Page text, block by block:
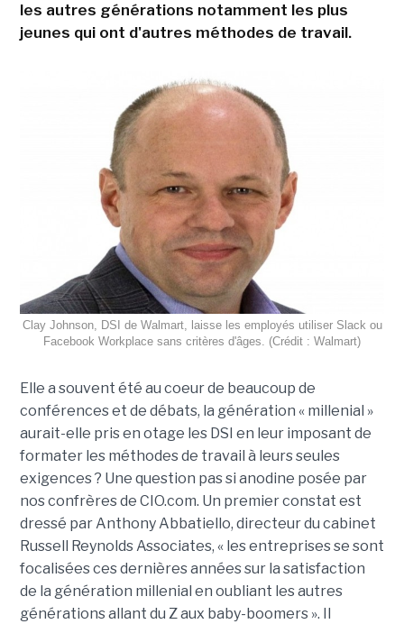
les autres générations notamment les plus
jeunes qui ont d'autres méthodes de travail.
Clay Johnson, DSI de Walmart, laisse les employés utiliser Slack ou
Facebook Workplace sans critères d'âges. (Crédit : Walmart)
Elle a souvent été au coeur de beaucoup de
conférences et de débats, la génération « millenial »
aurait-elle pris en otage les DSI en leur imposant de
formater les méthodes de travail à leurs seules
exigences ? Une question pas si anodine posée par
nos confrères de CIO.com. Un premier constat est
dressé par Anthony Abbatiello, directeur du cabinet
Russell Reynolds Associates, « les entreprises se sont
focalisées ces dernières années sur la satisfaction
de la génération millenial en oubliant les autres
générations allant du Z aux baby-boomers ». Il